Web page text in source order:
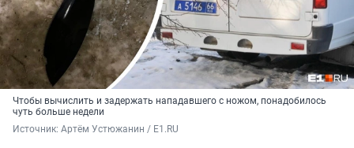
Чтобы вычислить и задержать нападавшего с ножом, понадобилось
чуть больше недели
Источник: Артём Устюжанин / E1.RU